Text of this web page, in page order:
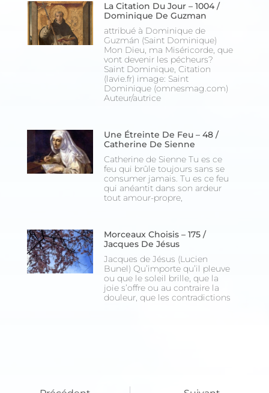
La Citation Du Jour – 1004 /
Dominique De Guzman
attribué à Dominique de
Guzmán (Saint Dominique)
Mon Dieu, ma Miséricorde, que
vont devenir les pécheurs?
Saint Dominique, Citation
(lavie.fr) image: Saint
Dominique (omnesmag.com)
Auteur/autrice
Une Étreinte De Feu – 48 /
Catherine De Sienne
Catherine de Sienne Tu es ce
feu qui brûle toujours sans se
consumer jamais. Tu es ce feu
qui anéantit dans son ardeur
tout amour-propre,
Morceaux Choisis – 175 /
Jacques De Jésus
Jacques de Jésus (Lucien
Bunel) Qu’importe qu’il pleuve
ou que le soleil brille, que la
joie s’offre ou au contraire la
douleur, que les contradictions